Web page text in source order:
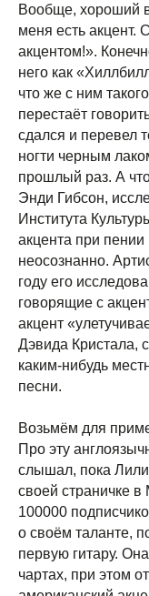
Вообще, хороший
меня есть акцент.
акцентом!».
него как
что же с ним
перестаёт
сдался и перевел
ногти черным
прошлый раз. А
Энди Гибсон,
Института
акцента при пении
неосознанно.
году его
говорящие с
акцент
Дэвида Кристала,
каким-нибудь
песни.
Возьмём для
Про эту
слышал, пока
своей страничке в
100000
о своём таланте,
первую гитару.
чартах, при этом